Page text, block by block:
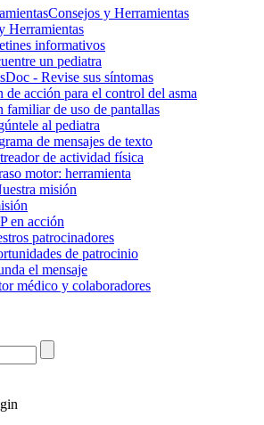
Consejos y Herramientas
Herramientas
informativos
un pediatra
- Revise sus síntomas
de acción para el control del asma
familiar de uso de pantallas
al pediatra
de mensajes de texto
de activida​d física
motor: herramienta
misión
en acción
patrocinadores
de patrocinio
el mensaje
médico y colaboradores